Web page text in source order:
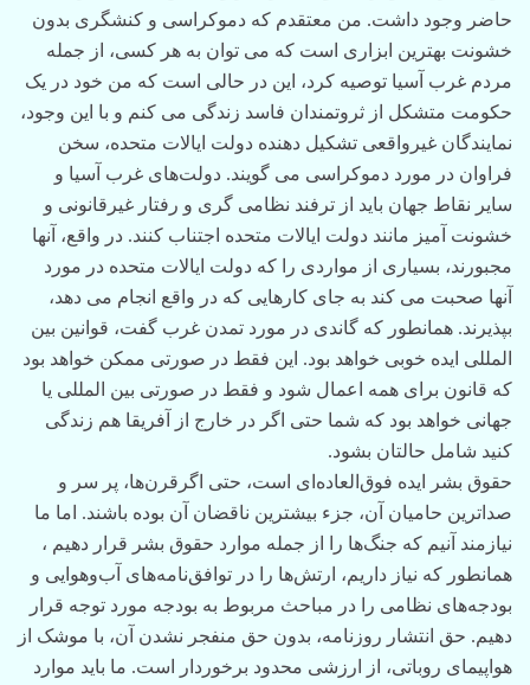
حاضر وجود داشت. من معتقدم که دموکراسی و کنشگری بدون
خشونت بهترین ابزاری است که می توان به هر کسی، از جمله
مردم غرب آسیا توصیه کرد، این در حالی است که من خود در یک
حکومت متشکل از ثروتمندان فاسد زندگی می کنم و با این وجود،
نمایندگان غیرواقعی تشکیل دهنده دولت ایالات متحده، سخن
فراوان در مورد دموکراسی می گویند. دولت‌های غرب آسیا و
سایر نقاط جهان باید از ترفند نظامی گری و رفتار غیرقانونی و
خشونت آمیز مانند دولت ایالات متحده اجتناب کنند. در واقع، آنها
مجبورند، بسیاری از مواردی را که دولت ایالات متحده در مورد
آنها صحبت می کند به جای کارهایی که در واقع انجام می دهد،
بپذیرند. همانطور که گاندی در مورد تمدن غرب گفت، قوانین بین
المللی ایده خوبی خواهد بود. این فقط در صورتی ممکن خواهد بود
که قانون برای همه اعمال شود و فقط در صورتی بین المللی یا
جهانی خواهد بود که شما حتی اگر در خارج از آفریقا هم زندگی
کنید شامل حالتان بشود.
حقوق بشر ایده فوق‌العاده‌ای است، حتی اگرقرن‌ها، پر سر و
صداترین حامیان آن، جزء بیشترین ناقضان آن بوده باشند. اما ما
نیازمند آنیم که جنگ‌ها را از جمله موارد حقوق بشر قرار دهیم ،
همانطور که نیاز داریم، ارتش‌ها را در توافق‌نامه‌های آب‌وهوایی و
بودجه‌های نظامی را در مباحث مربوط به بودجه مورد توجه قرار
دهیم. حق انتشار روزنامه، بدون حق منفجر نشدن آن، با موشک از
هواپیمای روباتی، از ارزشی محدود برخوردار است. ما باید موارد